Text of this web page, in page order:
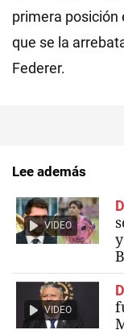
primera posición
que se la
Federer.
Lee además
VIDEO
VIDEO